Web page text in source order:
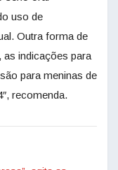
uso de
Outra forma de
indicações para
para meninas de
recomenda.